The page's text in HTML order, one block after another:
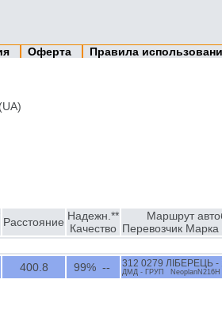
Оферта Правила
Расстояние Надежн.**
Качество
Маршрут
Перевозчик Марка
400.8 99% -- 312 0279 ЛІБЕРЕЦЬ -
ДМД - ГPУП NeoplanN216H